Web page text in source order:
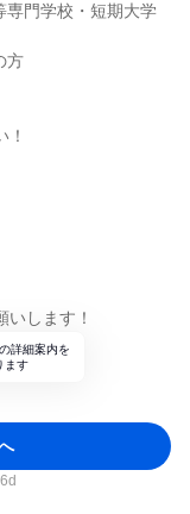
専門学校・短期大学
方
します！
詳細案内を
ます